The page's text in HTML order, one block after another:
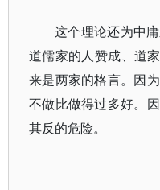
这个理论还为中
道儒家的人赞成、道
来是两家的格言。因
不做比做得过多好。
其反的危险。